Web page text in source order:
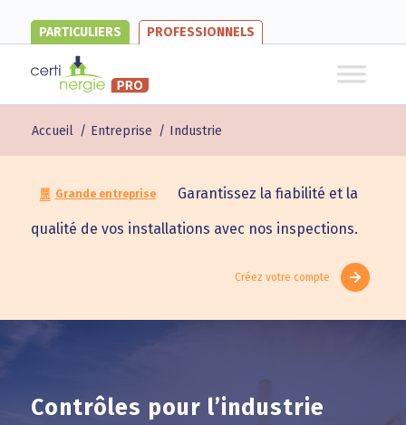
PARTICULIERS PROFESSIONNELS
Accueil / Entreprise / Industrie
Grande entreprise Garantissez la fiabilité et la
qualité de vos installations avec nos inspections.
Créez votre compte
Contrôles pour l’industrie